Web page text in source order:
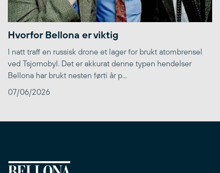
Hvorfor Bellona er viktig
I natt traff en russisk drone et lager for brukt atombrensel
ved Tsjornobyl. Det er akkurat denne typen hendelser
Bellona har brukt nesten førti år p...
07/06/2026